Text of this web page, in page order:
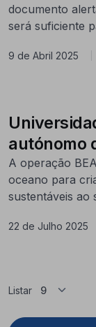
documento
será suficiente
9 de Abril 2025
autónomo
A operação
oceano para
sustentáveis ao
22 de Julho 2025
Listar